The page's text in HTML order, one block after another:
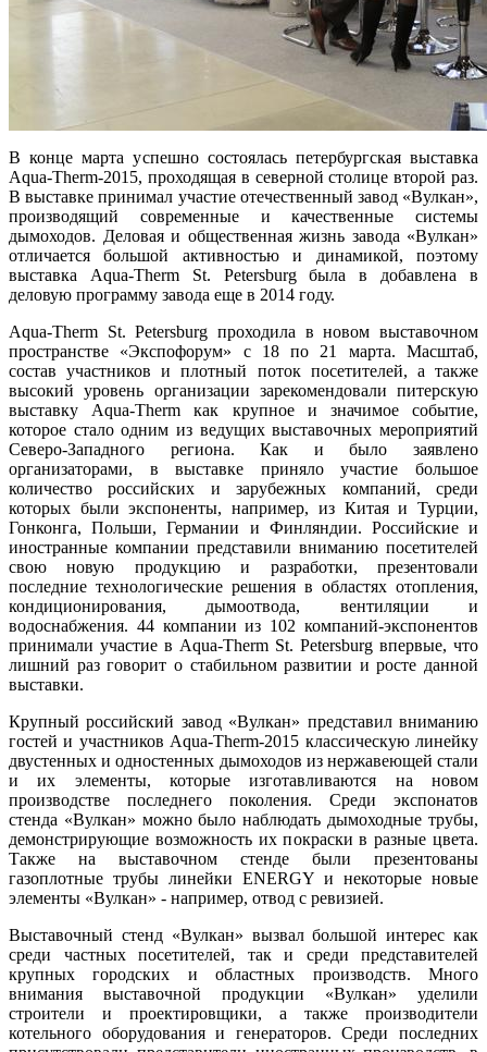
В конце марта успешно состоялась петербургская выставка
Aqua-Therm-2015, проходящая в северной столице второй раз.
В выставке принимал участие отечественный завод «Вулкан»,
производящий современные и качественные системы
дымоходов. Деловая и общественная жизнь завода «Вулкан»
отличается большой активностью и динамикой, поэтому
выставка Aqua-Therm St. Petersburg была в добавлена в
деловую программу завода еще в 2014 году.
Aqua-Therm St. Petersburg проходила в новом выставочном
пространстве «Экспофорум» с 18 по 21 марта. Масштаб,
состав участников и плотный поток посетителей, а также
высокий уровень организации зарекомендовали питерскую
выставку Aqua-Therm как крупное и значимое событие,
которое стало одним из ведущих выставочных мероприятий
Северо-Западного региона. Как и было заявлено
организаторами, в выставке приняло участие большое
количество российских и зарубежных компаний, среди
которых были экспоненты, например, из Китая и Турции,
Гонконга, Польши, Германии и Финляндии. Российские и
иностранные компании представили вниманию посетителей
свою новую продукцию и разработки, презентовали
последние технологические решения в областях отопления,
кондиционирования, дымоотвода, вентиляции и
водоснабжения. 44 компании из 102 компаний-экспонентов
принимали участие в Aqua-Therm St. Petersburg впервые, что
лишний раз говорит о стабильном развитии и росте данной
выставки.
Крупный российский завод «Вулкан» представил вниманию
гостей и участников Aqua-Therm-2015 классическую линейку
двустенных и одностенных дымоходов из нержавеющей стали
и их элементы, которые изготавливаются на новом
производстве последнего поколения. Среди экспонатов
стенда «Вулкан» можно было наблюдать дымоходные трубы,
демонстрирующие возможность их покраски в разные цвета.
Также на выставочном стенде были презентованы
газоплотные трубы линейки ENERGY и некоторые новые
элементы «Вулкан» - например, отвод с ревизией.
Выставочный стенд «Вулкан» вызвал большой интерес как
среди частных посетителей, так и среди представителей
крупных городских и областных производств. Много
внимания выставочной продукции «Вулкан» уделили
строители и проектировщики, а также производители
котельного оборудования и генераторов. Среди последних